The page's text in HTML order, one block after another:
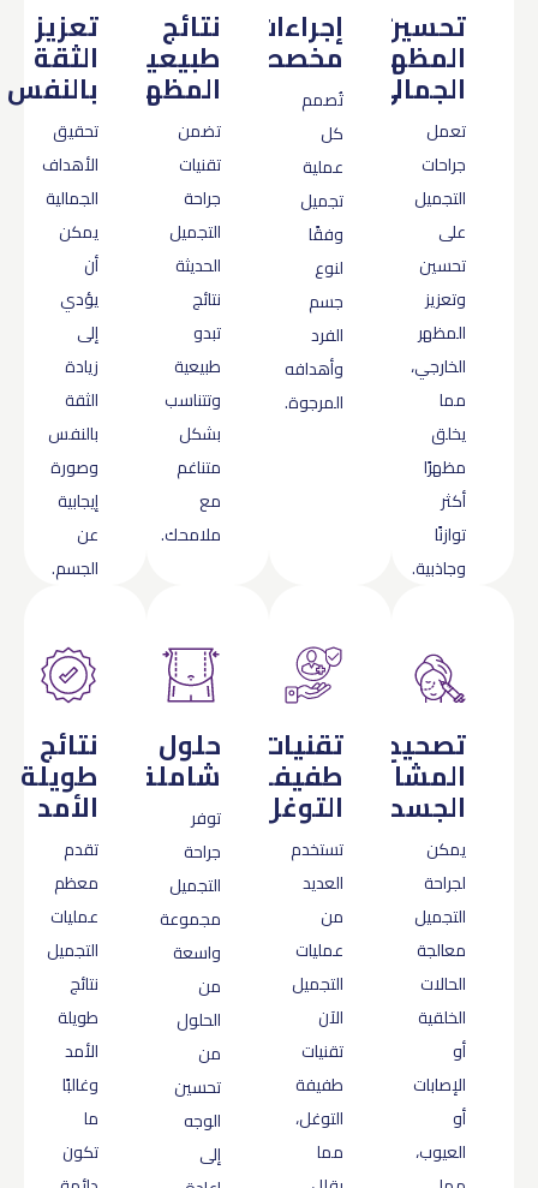
تحسين
المظهر
الجمالي
تعمل
جراحات
التجميل
على
تحسين
وتعزيز
المظهر
الخارجي،
مما
يخلق
مظهرًا
أكثر
توازنًا
وجاذبية.
إجراءات
مخصصة
تُصمم
كل
عملية
تجميل
وفقًا
لنوع
جسم
الفرد
وأهدافه
المرجوة.
نتائج
طبيعية
المظهر
تضمن
تقنيات
جراحة
التجميل
الحديثة
نتائج
تبدو
طبيعية
وتتناسب
بشكل
متناغم
مع
ملامحك.
تعزيز
الثقة
بالنفس
تحقيق
الأهداف
الجمالية
يمكن
أن
يؤدي
إلى
زيادة
الثقة
بالنفس
وصورة
إيجابية
عن
الجسم.
تصحيح
المشاكل
الجسدية
يمكن
لجراحة
التجميل
معالجة
الحالات
الخلقية
أو
الإصابات
أو
العيوب،
تقنيات
طفيفة
التوغل
تستخدم
العديد
من
عمليات
التجميل
الآن
تقنيات
طفيفة
التوغل،
مما
حلول
شاملة
توفر
جراحة
التجميل
مجموعة
واسعة
من
الحلول
من
تحسين
الوجه
إلى
نتائج
طويلة
الأمد
تقدم
معظم
عمليات
التجميل
نتائج
طويلة
الأمد
وغالبًا
ما
تكون